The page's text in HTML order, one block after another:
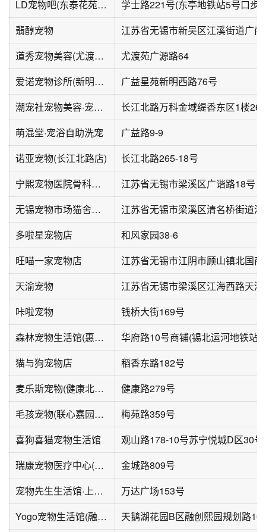
LD宠物吧(东泰花苑店)
翡醇宠物
道秀宠物美容(尤渡苑店)
尤渡苑广源路64
爱诺宠物诊所(新明西路店)
广益星苑新明西路76号
潮宠社宠物美容·宠物售卖(长江北路店)
萌混堂·宠浴自助洗宠
广益路9-9
诺亚宠物(长江北路店)
长江北路265-18号
宁熙宠物医院骨科特***科中心
江苏省无锡市梁溪区广谐路18号
无锡宠物市场猫舍犬舍购宠基地
多啦星宠物店
和风家园38-6
旺喵一家宠物店
天渝宠物
咔啦宠物
钱桥大街169号
森林宠物生活馆(惠山旗舰店)
猫与狗宠物店
稻香东路182号
麦乐斯宠物(健康北路店)
健康路279号
毛孩宠物(联心嘉园南区店)
梅苑路359号
喜狗喜猫宠物生活馆
观山路178-10号苏宁悦城D区30
瑞康宠物医疗中心(金城路店)
金城路809号
宠物先生生活馆·上海宠匠(惠山万达馆)
万达广场153号
Yogo宠物生活馆(融创熙园店)